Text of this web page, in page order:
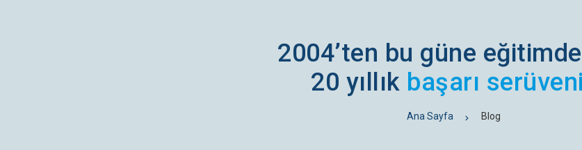
2004’ten bu güne
20 yıllık başarı
Ana Sayfa Blog